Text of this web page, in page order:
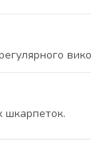
шкарпеток.